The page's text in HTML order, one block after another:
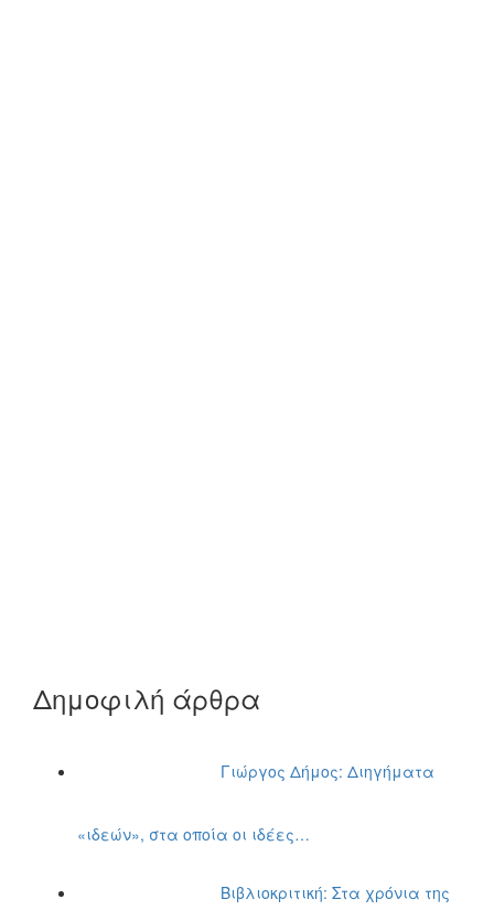
Δημοφιλή άρθρα
Γιώργος Δήμος: Διηγήματα
«ιδεών», στα οποία οι ιδέες…
Βιβλιοκριτική: Στα χρόνια της